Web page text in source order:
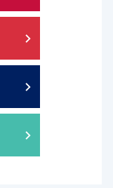
101991.
、ギリアド・サイエン